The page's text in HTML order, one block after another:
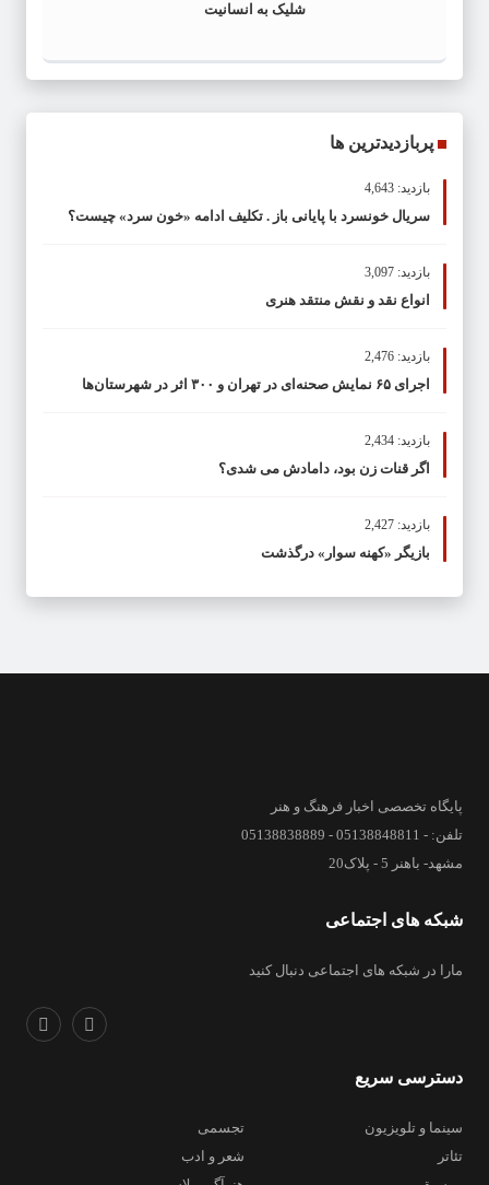
شلیک به انسانیت
پربازدیدترین ها
بازدید: 4,643
سریال خونسرد با پایانی باز . تکلیف ادامه «خون سرد» چیست؟
بازدید: 3,097
انواع نقد و نقش منتقد هنری
بازدید: 2,476
اجرای ۶۵ نمایش صحنه‌ای در تهران و ۳۰۰ اثر در شهرستان‌ها
بازدید: 2,434
اگر قنات زن بود، دامادش می شدی؟
بازدید: 2,427
بازیگر «کهنه سوار» درگذشت
پایگاه تخصصی اخبار فرهنگ و هنر
تلفن: - 05138848811 - 05138838889
مشهد- باهنر 5 - پلاک20
شبکه های اجتماعی
مارا در شبکه های اجتماعی دنبال کنید
دسترسی سریع
سینما و تلویزیون
تجسمی
تئاتر
شعر و ادب